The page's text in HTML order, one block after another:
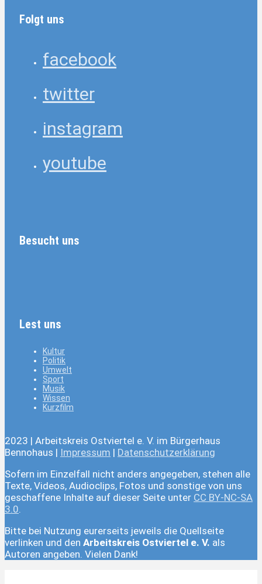
Folgt uns
facebook
twitter
instagram
youtube
Besucht uns
Lest uns
Kultur
Politik
Umwelt
Sport
Musik
Wissen
Kurzfilm
2023 | Arbeitskreis Ostviertel e. V. im Bürgerhaus
Bennohaus | Impressum | Datenschutzerklärung
Sofern im Einzelfall nicht anders angegeben, stehen alle
Texte, Videos, Audioclips, Fotos und sonstige von uns
geschaffene Inhalte auf dieser Seite unter CC BY-NC-SA
3.0.
Bitte bei Nutzung eurerseits jeweils die Quellseite
verlinken und den Arbeitskreis Ostviertel e. V. als
Autoren angeben. Vielen Dank!